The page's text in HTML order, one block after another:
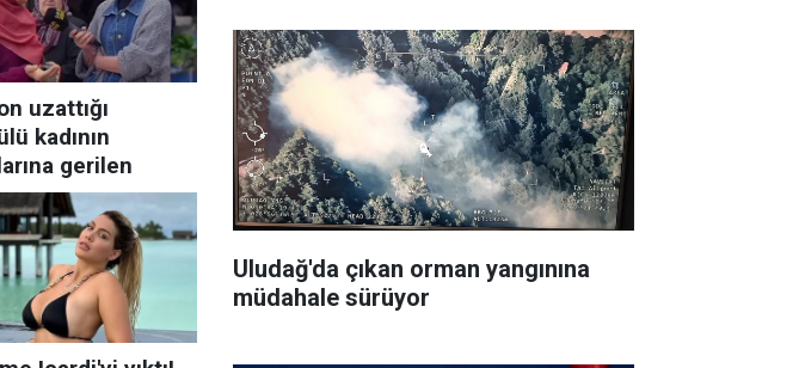
Uludağ'da çıkan orman yangınına
müdahale sürüyor